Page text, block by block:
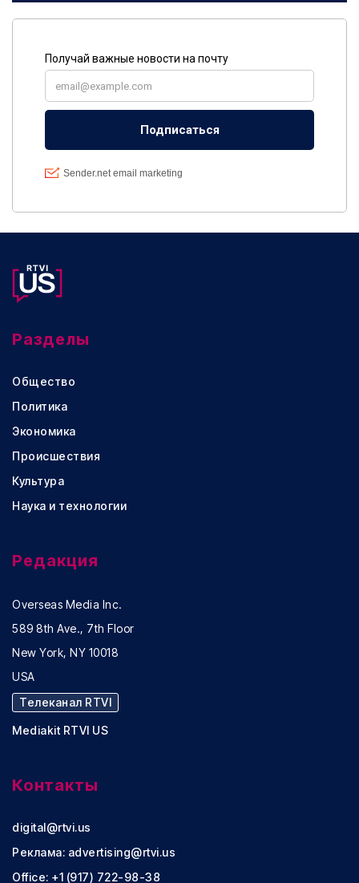
Разделы
Общество
Политика
Экономика
Происшествия
Культура
Наука и технологии
Редакция
Overseas Media Inc.
589 8th Ave., 7th Floor
New York, NY 10018
USA
Телеканал RTVI
Mediakit RTVI US
Контакты
digital@rtvi.us
Реклама: advertising@rtvi.us
Office: +1 (917) 722-98-38